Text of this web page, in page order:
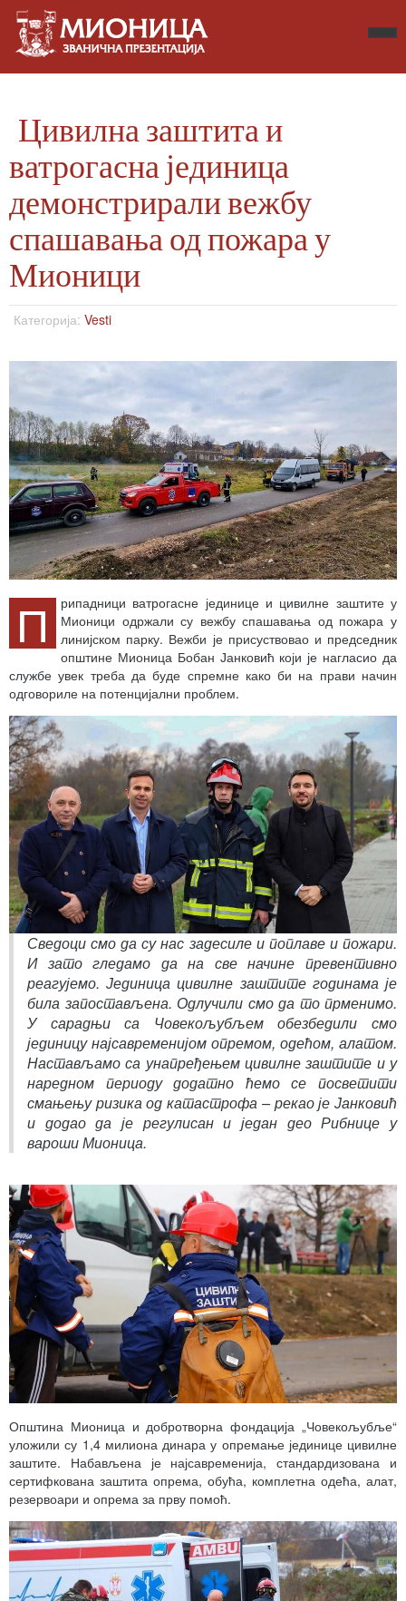
Цивилна заштита и
ватрогасна јединица
демонстрирали вежбу
спашавања од пожара у
Мионици
Категорија: Vesti
П
рипадници ватрогасне јединице и цивилне заштите у
Мионици одржали су вежбу спашавања од пожара у
линијском парку. Вежби је присуствовао и председник
општине Мионица Бобан Јанковић који је нагласио да
службе увек треба да буде спремне како би на прави начин
одговориле на потенцијални проблем.
Сведоци смо да су нас задесиле и поплаве и пожари.
И зато гледамо да на све начине превентивно
реагујемо. Јединица цивилне заштите годинама је
била запостављена. Одлучили смо да то прменимо.
У сарадњи са Човекољубљем обезбедили смо
јединицу најсавременијом опремом, одећом, алатом.
Настављамо са унапређењем цивилне заштите и у
наредном периоду додатно ћемо се посветити
смањењу ризика од катастрофа – рекао је Јанковић
и додао да је регулисан и један део Рибнице у
вароши Мионица.
Општина Мионица и добротворна фондација „Човекољубље“
уложили су 1,4 милиона динара у опремање јединице цивилне
заштите. Набављена је најсавременија, стандардизована и
сертифкована заштита опрема, обућа, комплетна одећа, алат,
резервоари и опрема за прву помоћ.